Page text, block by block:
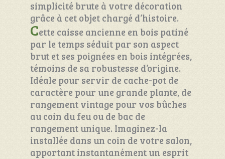
simplicité brute à votre décoration
grâce à cet objet chargé d’histoire.
Cette caisse ancienne en bois patiné
par le temps séduit par son aspect
brut et ses poignées en bois intégrées,
témoins de sa robustesse d’origine.
Idéale pour servir de cache-pot de
caractère pour une grande plante, de
rangement vintage pour vos bûches
au coin du feu ou de bac de
rangement unique. Imaginez-la
installée dans un coin de votre salon,
apportant instantanément un esprit